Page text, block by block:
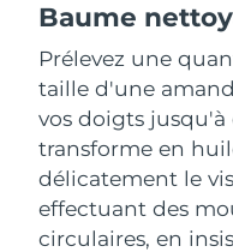
Baume
Prélevez une
taille d'une
vos doigts jusqu'à
transforme en
délicatement le
effectuant des
circulaires, en